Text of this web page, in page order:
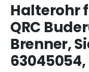
Anfang
Bildergalerie
springen
Halterohr
QRC
Brenner,
63045054,